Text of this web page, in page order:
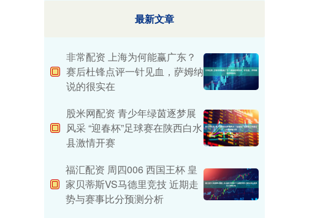
最新文章
非常配资 上海为何能赢广东？
赛后杜锋点评一针见血，萨姆纳
说的很实在
股米网配资 青少年绿茵逐梦展
风采 “迎春杯”足球赛在陕西白水
县激情开赛
福汇配资 周四006 西国王杯 皇
家贝蒂斯VS马德里竞技 近期走
势与赛事比分预测分析